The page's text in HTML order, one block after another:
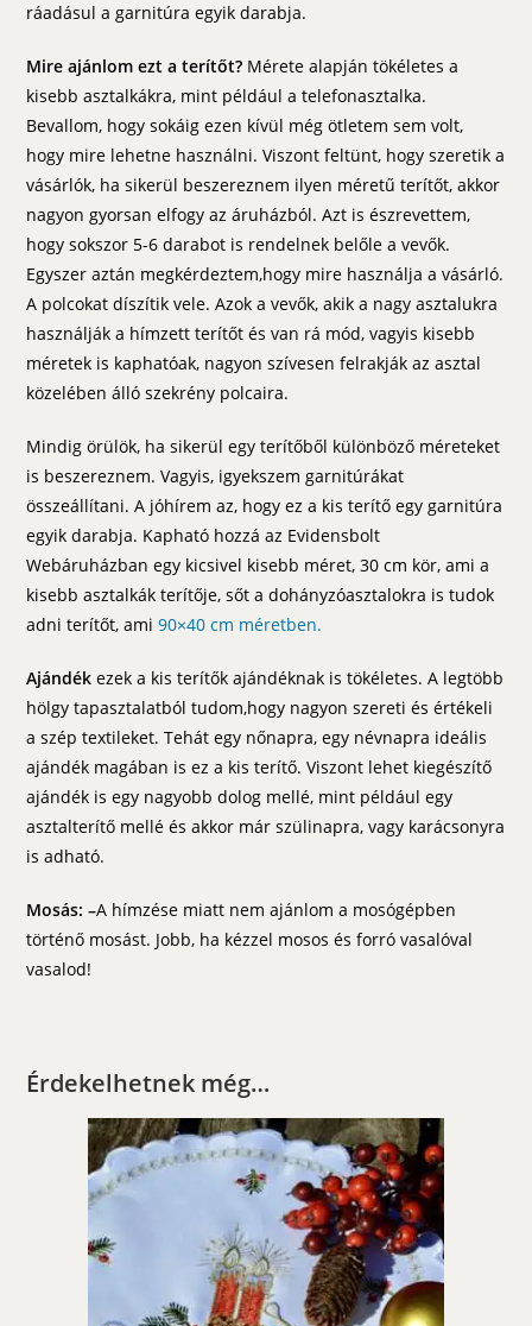
ráadásul a garnitúra egyik darabja.
Mire ajánlom ezt a terítőt? Mérete alapján tökéletes a
kisebb asztalkákra, mint például a telefonasztalka.
Bevallom, hogy sokáig ezen kívül még ötletem sem volt,
hogy mire lehetne használni. Viszont feltünt, hogy szeretik a
vásárlók, ha sikerül beszereznem ilyen méretű terítőt, akkor
nagyon gyorsan elfogy az áruházból. Azt is észrevettem,
hogy sokszor 5-6 darabot is rendelnek belőle a vevők.
Egyszer aztán megkérdeztem,hogy mire használja a vásárló.
A polcokat díszítik vele. Azok a vevők, akik a nagy asztalukra
használják a hímzett terítőt és van rá mód, vagyis kisebb
méretek is kaphatóak, nagyon szívesen felrakják az asztal
közelében álló szekrény polcaira.
Mindig örülök, ha sikerül egy terítőből különböző méreteket
is beszereznem. Vagyis, igyekszem garnitúrákat
összeállítani. A jóhírem az, hogy ez a kis terítő egy garnitúra
egyik darabja. Kapható hozzá az Evidensbolt
Webáruházban egy kicsivel kisebb méret, 30 cm kör, ami a
kisebb asztalkák terítője, sőt a dohányzóasztalokra is tudok
adni terítőt, ami 90×40 cm méretben.
Ajándék ezek a kis terítők ajándéknak is tökéletes. A legtöbb
hölgy tapasztalatból tudom,hogy nagyon szereti és értékeli
a szép textileket. Tehát egy nőnapra, egy névnapra ideális
ajándék magában is ez a kis terítő. Viszont lehet kiegészítő
ajándék is egy nagyobb dolog mellé, mint például egy
asztalterítő mellé és akkor már szülinapra, vagy karácsonyra
is adható.
Mosás: –A hímzése miatt nem ajánlom a mosógépben
történő mosást. Jobb, ha kézzel mosos és forró vasalóval
vasalod!
Érdekelhetnek még…